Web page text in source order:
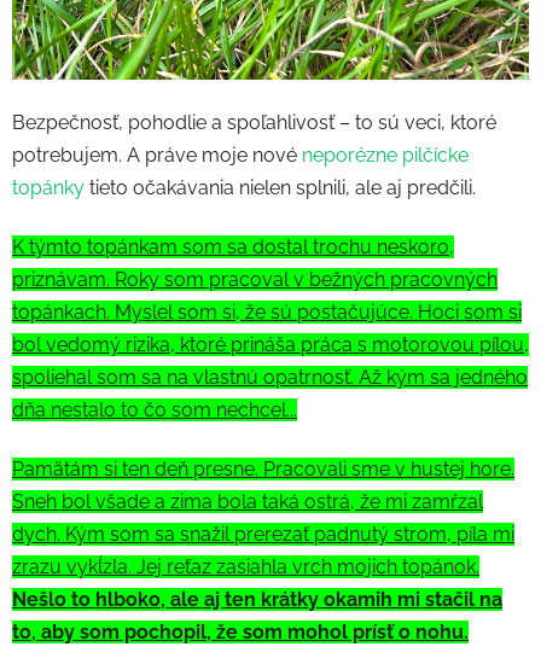
Bezpečnosť, pohodlie a spoľahlivosť – to sú veci, ktoré
potrebujem. A práve moje nové neporézne pilčícke
topánky tieto očakávania nielen splnili, ale aj predčili.
K týmto topánkam som sa dostal trochu neskoro,
priznávam. Roky som pracoval v bežných pracovných
topánkach. Myslel som si, že sú postačujúce. Hoci som si
bol vedomý rizika, ktoré prináša práca s motorovou pílou,
spoliehal som sa na vlastnú opatrnosť. Až kým sa jedného
dňa nestalo to čo som nechcel...
Pamätám si ten deň presne. Pracovali sme v hustej hore.
Sneh bol všade a zima bola taká ostrá, že mi zamŕzal
dych. Kým som sa snažil prerezať padnutý strom, píla mi
zrazu vykĺzla. Jej reťaz zasiahla vrch mojich topánok.
Nešlo to hlboko, ale aj ten krátky okamih mi stačil na
to, aby som pochopil, že som mohol prísť o nohu.